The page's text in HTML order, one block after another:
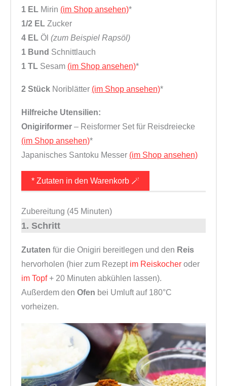
1 EL Mirin (im Shop ansehen)*
1/2 EL Zucker
4 EL Öl (zum Beispiel Rapsöl)
1 Bund Schnittlauch
1 TL Sesam (im Shop ansehen)*
2 Stück Noriblätter (im Shop ansehen)*
Hilfreiche Utensilien:
Onigiriformer – Reisformer Set für Reisdreiecke
(im Shop ansehen)*
Japanisches Santoku Messer (im Shop ansehen)
* Zutaten in den Warenkorb 🪄
Zubereitung (45 Minuten)
1. Schritt
Zutaten für die Onigiri bereitlegen und den Reis
hervorholen (hier zum Rezept im Reiskocher oder
im Topf+ 20 Minuten abkühlen lassen).
Außerdem den Ofen bei Umluft auf 180°C
vorheizen.